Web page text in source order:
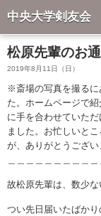
中央大学剣友会
松原先輩のお
2019年8月11日（日）
※斎場の写真を撮るに
た。ホームページで
に手を合わせていた
ました。お忙しいと
が、ありがとうござい
故松原先輩は、数少な
つい先日届いたばか